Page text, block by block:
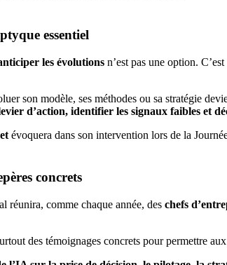
essentiel
les évolutions n’est pas une option.
son modèle, ses méthodes ou sa stratégie
d’action, identifier les signaux faibles et
évoquera dans son intervention lors de la
concrets
réunira, comme chaque année, des chefs
des témoignages concrets pour permettre